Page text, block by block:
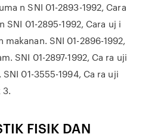
n SNI 01-2893-1992, Cara
SNI 01-2895-1992, Cara uj i
SNI 01-2896-1992,
SNI 01-2897-1992, Ca ra uji
01-3555-1994, Ca ra uji
3.
FISIK DAN